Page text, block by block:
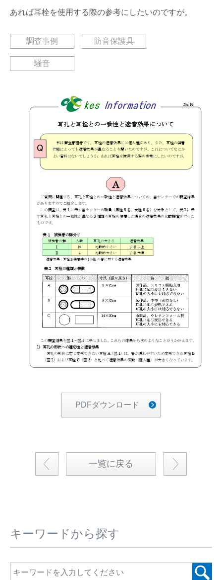
あれば耳栓を使用する際の参考にしたいのですが。
調査事例 防音保護具
騒音
PDFダウンロード
一覧に戻る
キーワードから探す